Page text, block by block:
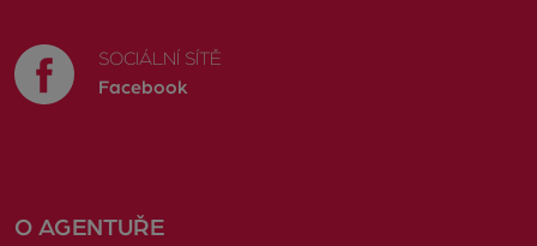
SOCIÁLNÍ SÍTĚ
Facebook
O AGENTUŘE